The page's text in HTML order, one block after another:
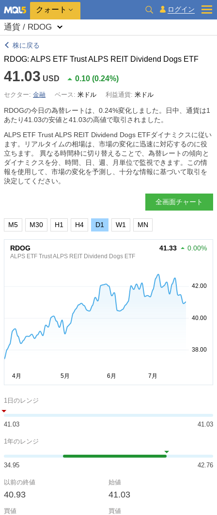
クォート ログイン
通貨 / RDOG
株に戻る
RDOG: ALPS ETF Trust ALPS REIT Dividend Dogs ETF
41.03 USD 0.10 (0.24%)
セクター: 金融 ベース: 米ドル 利益通貨: 米ドル
RDOGの今日の為替レートは、 0.24%変化しました。日中、通貨は1
あたり41.03の安値と41.03の高値で取引されました。
ALPS ETF Trust ALPS REIT Dividend Dogs ETFダイナミクスに従い
ます。リアルタイムの相場は、市場の変化に迅速に対応するのに役
立ちます。 異なる時間枠に切り替えることで、為替レートの傾向と
ダイナミクスを分、時間、日、週、月単位で監視できます。この情
報を使用して、市場の変化を予測し、十分な情報に基づいて取引を
決定してください。
全画面チャート
M5 M30 H1 H4 D1 W1 MN
RDOG
ALPS ETF Trust ALPS REIT Dividend Dogs ETF
41.33 0.00%
1日のレンジ
41.03 41.03
1年のレンジ
34.95 42.76
以前の終値
40.93
始値
41.03
買値 買値